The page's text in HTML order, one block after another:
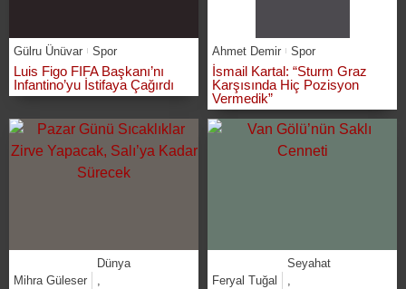
Gülru Ünüvar Spor
Luis Figo FIFA Başkanı’nı
Infantino’yu İstifaya Çağırdı
Ahmet Demir Spor
İsmail Kartal: “Sturm Graz
Karşısında Hiç Pozisyon
Vermedik”
Mihra Güleser
Dünya
Feryal Tuğal
Seyahat